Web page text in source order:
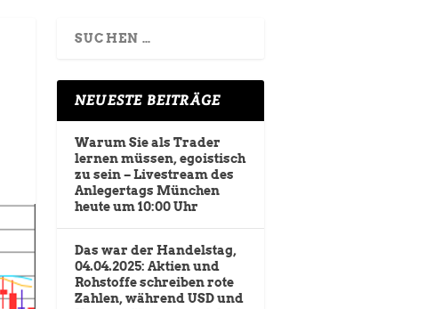
NEUESTE BEITRÄGE
Warum Sie als Trader
lernen müssen, egoistisch
zu sein – Livestream des
Anlegertags München
heute um 10:00 Uhr
Das war der Handelstag,
04.04.2025: Aktien und
Rohstoffe schreiben rote
Zahlen, während USD und